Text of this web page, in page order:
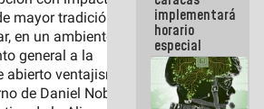
embarrarla
implementará
horario
especial
para
adaptarse
al plan de